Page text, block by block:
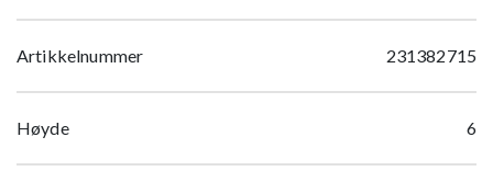
Artikkelnummer 231382715
Høyde 6